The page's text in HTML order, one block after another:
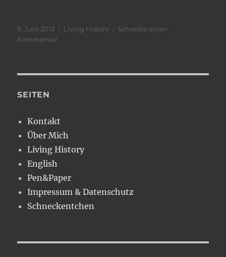
Veröffentlicht
am
9. Juni 2013 Kategorien
Living History
Schreibe einen
Kommentarzu
das
kenn
ich
*g*
SEITEN
Kontakt
Über Mich
Living History
English
Pen&Paper
Impressum & Datenschutz
Schneckentchen